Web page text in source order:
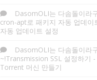
DasomOLI는 다솜돌이라
cron-apt로 패키지 자동 업데이
자동 업데이트 설정
DasomOLI는 다솜돌이라
~!Transmission SSL 설정하기 -
Torrent 머신 만들기